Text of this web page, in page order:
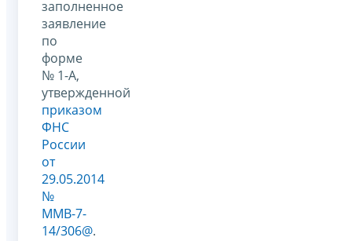
заполненное
заявление
по
форме
№ 1-А,
утвержденной
приказом
ФНС
России
от
29.05.2014
№
ММВ-7-
14/306@.